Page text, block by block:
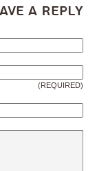
a Reply
(REQUIRED)